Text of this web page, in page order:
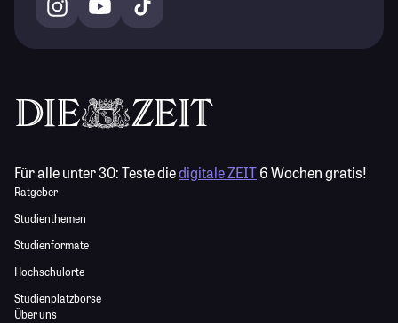
Für alle unter 30:Teste diedigitale ZEIT6 Wochen gratis!
Ratgeber
Studienthemen
Studienformate
Hochschulorte
Studienplatzbörse
Über uns